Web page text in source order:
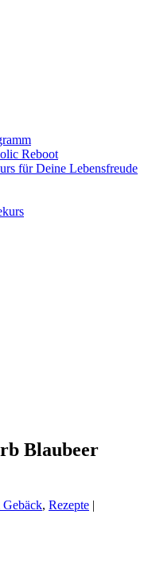
Reboot
für Deine Lebensfreude
Blaubeer
, Rezepte |